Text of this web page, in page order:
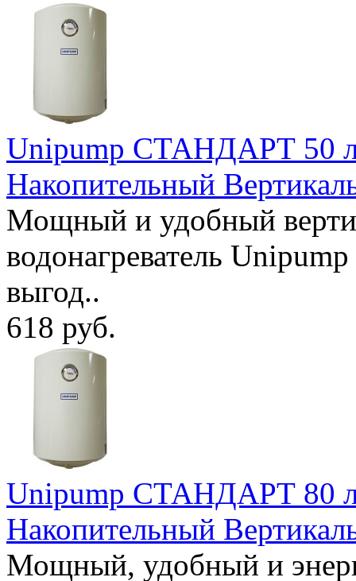
Unipump СТАНДАРТ 50
Накопительный
Мощный и удобный
водонагреватель
выгод..
618 руб.
Unipump СТАНДАРТ 80
Накопительный
Мощный, удобный и